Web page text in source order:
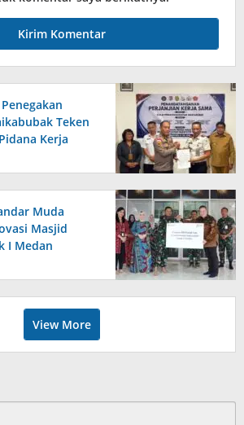
Teken
Kerja
Muda
Masjid
I Medan
View More